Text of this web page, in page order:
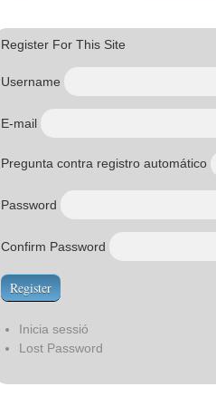
Register For This Site
Username
E-mail
Pregunta contra registro automático
Password
Confirm Password
Inicia sessió
Lost Password